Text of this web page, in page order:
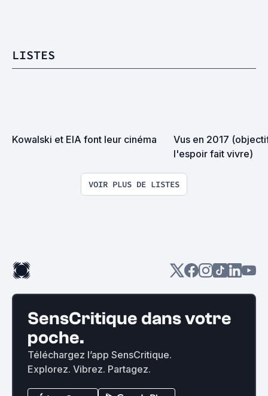
LISTES
Kowalski et EIA font leur cinéma
Vus en 2017
l'espoir fait vivre)
VOIR PLUS DE LISTES
SensCritique dans votre
poche.
Téléchargez l’app SensCritique.
Explorez. Vibrez. Partagez.